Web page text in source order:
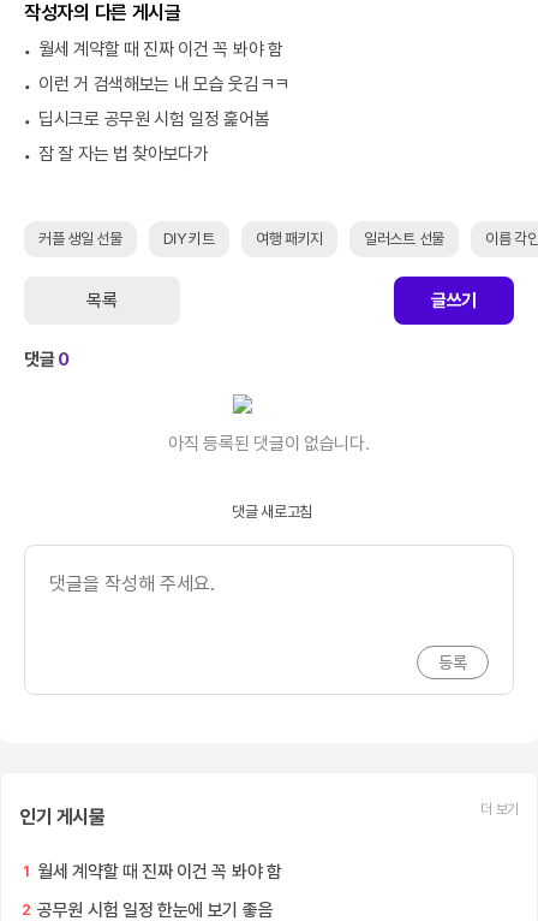
작성자의 다른 게시글
월세 계약할 때 진짜 이건 꼭 봐야 함
이런 거 검색해보는 내 모습 웃김ㅋㅋ
딥시크로 공무원 시험 일정 훑어봄
잠 잘 자는 법 찾아보다가
커플 생일 선물 DIY 키트 여행 패키지 일러스트 선물 이름 각
목록 글쓰기
댓글0
아직 등록된 댓글이 없습니다.
댓글 새로고침
인기 게시물 더 보기
1 월세 계약할 때 진짜 이건 꼭 봐야 함
2 공무원 시험 일정 한눈에 보기 좋음